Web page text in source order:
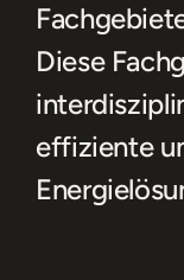
Diese
effiziente